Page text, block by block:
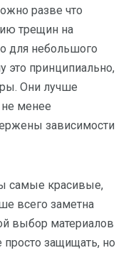
разве что
трещин на
для небольшого
это принципиально,
Они лучше
менее
зависимости
самые красивые,
всего заметна
выбор материалов
защищать, но